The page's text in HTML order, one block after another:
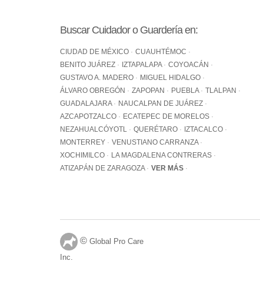
Buscar Cuidador o Guardería en:
CIUDAD DE MÉXICO
CUAUHTÉMOC
BENITO JUÁREZ
IZTAPALAPA
COYOACÁN
GUSTAVO A. MADERO
MIGUEL HIDALGO
ÁLVARO OBREGÓN
ZAPOPAN PUEBLA
TLALPAN
GUADALAJARA
NAUCALPAN DE JUÁREZ
AZCAPOTZALCO
ECATEPEC DE MORELOS
NEZAHUALCÓYOTL
QUERÉTARO
IZTACALCO
MONTERREY
VENUSTIANO CARRANZA
XOCHIMILCO
LA MAGDALENA CONTRERAS
ATIZAPÁN DE ZARAGOZA
VER MÁS
© Global Pro Care
Inc.